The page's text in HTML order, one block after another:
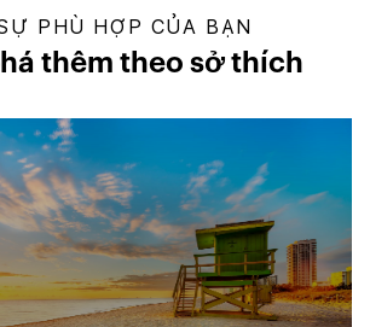
PHÙ HỢP CỦA BẠN
thêm theo sở thích